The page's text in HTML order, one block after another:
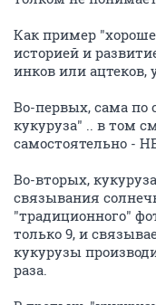
Как пример
историей и
инков или
Во-первых, сама по
кукуруза" .. в том
самостоятельно -
Во-вторых,
связывания
"традиционного"
только 9, и
кукурузы
раза.